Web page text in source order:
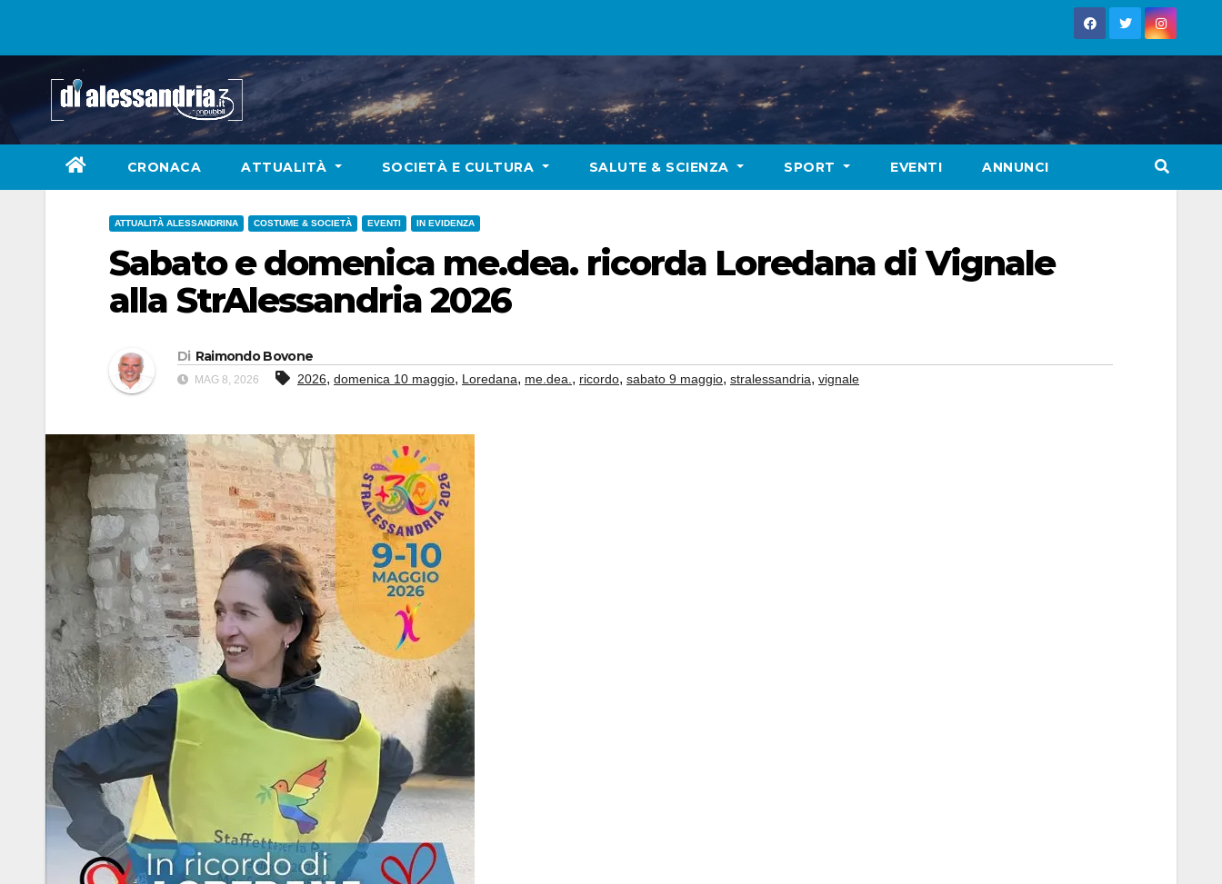
CRONACA ATTUALITÀ SOCIETÀ E CULTURA SALUTE & SCIENZA SPORT EVENTI ANNUNCI
ATTUALITÀ ALESSANDRINA COSTUME & SOCIETÀ EVENTI IN EVIDENZA
Sabato e domenica me.dea. ricorda Loredana di Vignale
alla StrAlessandria 2026
Di Raimondo Bovone
MAG 8, 2026 2026, domenica 10 maggio, Loredana, me.dea., ricordo, sabato 9 maggio, stralessandria, vignale